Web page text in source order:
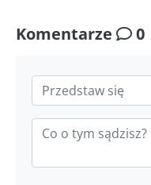
Komentarze 0